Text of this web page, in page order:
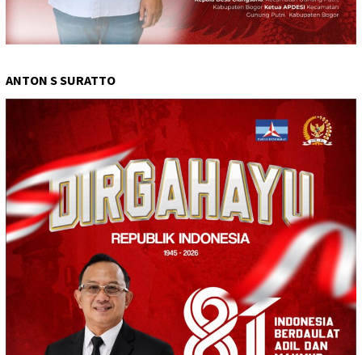
ANTON S SURATTO